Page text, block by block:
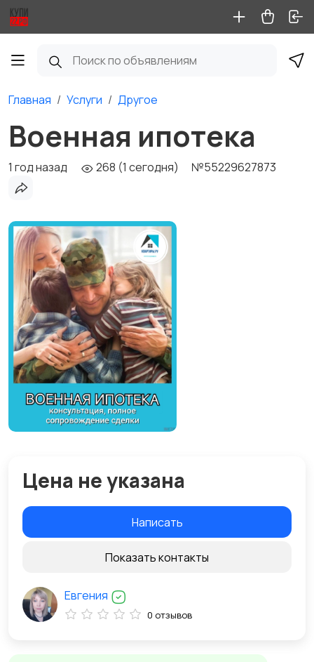
Главная Услуги Другое
Военная ипотека
1 год назад 268 (1 сегодня) №55229627873
Цена не указана
Написать
Показать контакты
Евгения
0 отзывов